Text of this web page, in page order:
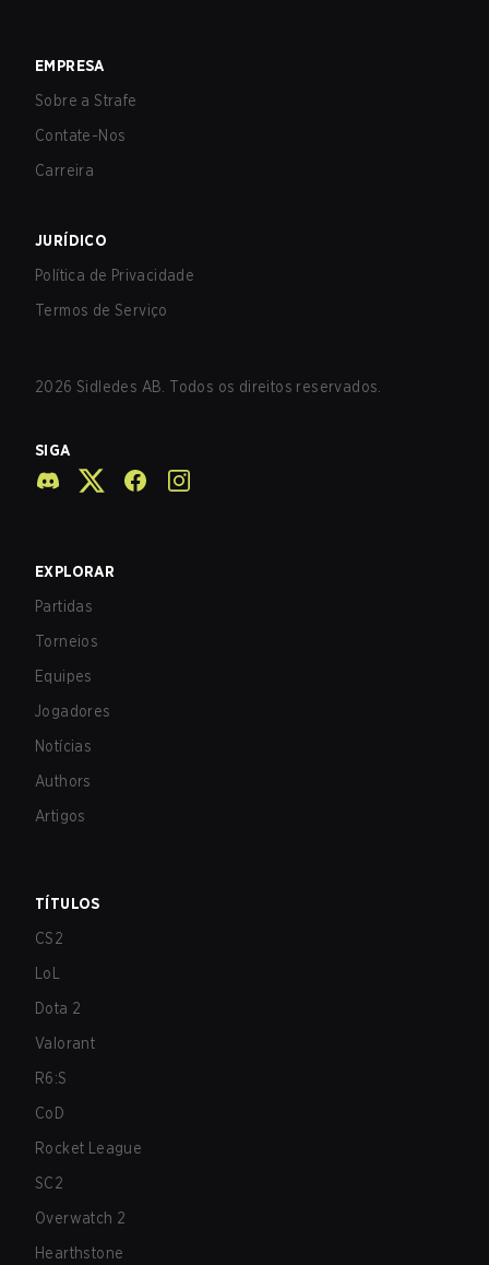
EMPRESA
Sobre a Strafe
Contate-Nos
Carreira
JURÍDICO
Política de Privacidade
Termos de Serviço
2026 Sidledes AB. Todos os direitos reservados.
SIGA
EXPLORAR
Partidas
Torneios
Equipes
Jogadores
Notícias
Authors
Artigos
TÍTULOS
CS2
LoL
Dota 2
Valorant
R6:S
CoD
Rocket League
SC2
Overwatch 2
Hearthstone